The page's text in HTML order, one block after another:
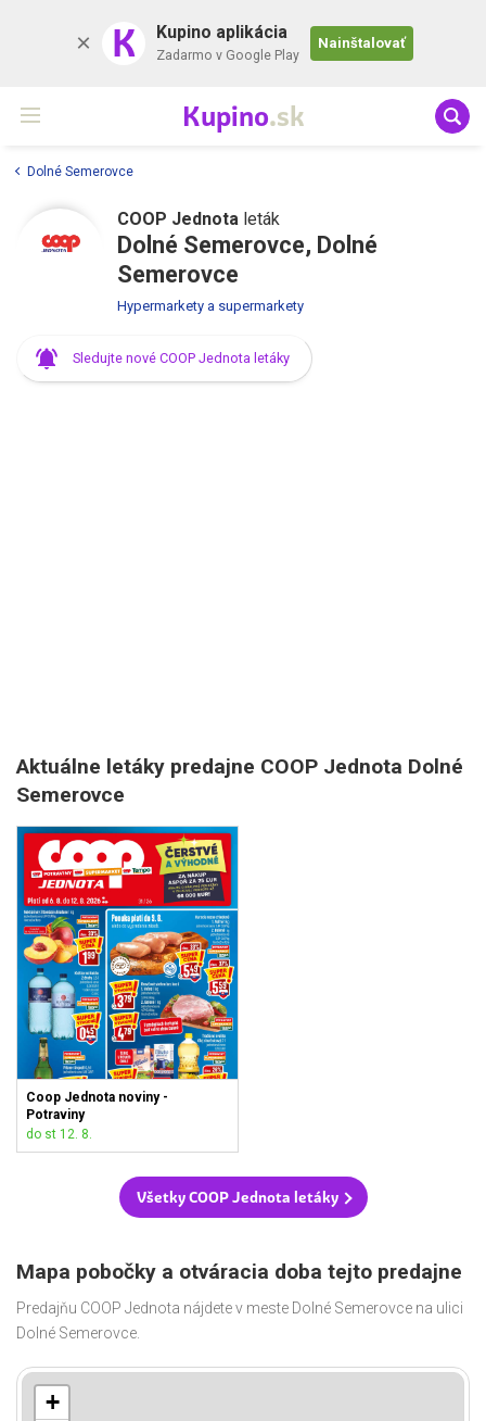
K Kupino aplikácia
Zadarmo v Google Play
Nainštalovať
Kupino.sk
Dolné Semerovce
COOP Jednota leták
Dolné Semerovce, Dolné
Semerovce
Hypermarkety a supermarkety
Sledujte nové COOP Jednota letáky
Aktuálne letáky predajne COOP Jednota Dolné
Semerovce
Coop Jednota noviny -
Potraviny
do st 12. 8.
Všetky COOP Jednota letáky
Mapa pobočky a otváracia doba tejto predajne
Predajňu COOP Jednota nájdete v meste Dolné Semerovce na ulici
Dolné Semerovce.
+